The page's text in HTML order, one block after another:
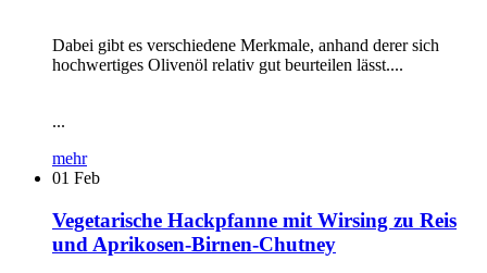
Dabei gibt es verschiedene Merkmale, anhand derer sich
hochwertiges Olivenöl relativ gut beurteilen lässt....
...
mehr
01 Feb
Vegetarische Hackpfanne mit Wirsing zu Reis
und Aprikosen-Birnen-Chutney